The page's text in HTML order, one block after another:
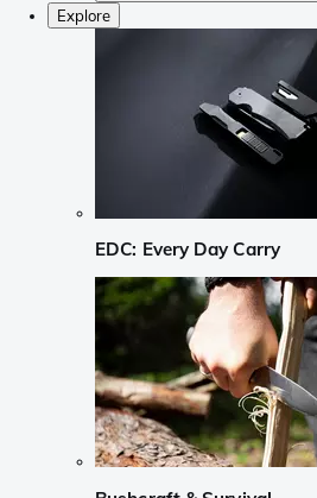
Explore
EDC: Every Day Carry